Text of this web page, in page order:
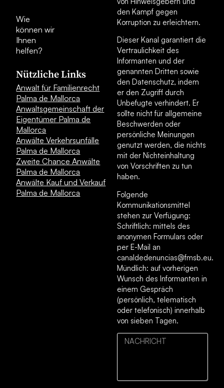
Wie
können wir
Ihnen
helfen?
Nützliche Links
Anwalt für Familienrecht
Palma de Mallorca
Anwaltsgemeinschaft der
Eigentümer Palma de
Mallorca
Anwälte Verkehrsunfälle
Palma de Mallorca
Zweite Chance Anwälte
Palma de Mallorca
Anwälte Kauf und Verkauf
Palma de Mallorca
den Kampf gegen
Korruption zu erleichtern.
Dieser Kanal garantiert die
Vertraulichkeit des
Informanten und der
genannten Dritten sowie
den Datenschutz, indem
er den Zugriff durch
Unbefugte verhindert. Er
sollte nicht für allgemeine
Beschwerden oder
persönliche Meinungen
genutzt werden, die nichts
mit der Nichteinhaltung
von Vorschriften zu tun
haben.
Folgende
Kommunikationsmittel
stehen zur Verfügung:
Schriftlich: mittels des
anonymen Formulars oder
per E-Mail an
canaldedenuncias@fmsb.eu.
Mündlich: auf vorherigen
Wunsch des Informanten in
einem Gespräch
(persönlich, telematisch
oder telefonisch) innerhalb
von sieben Tagen.